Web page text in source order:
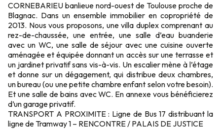
CORNEBARIEU banlieue nord-ouest de Toulouse proche de
Blagnac. Dans un ensemble immobilier en copropriété de
2013. Nous vous proposons, une villa duplex comprenant au
rez-de-chaussée, une entrée, une salle d’eau buanderie
avec un WC, une salle de séjour avec une cuisine ouverte
aménagée et équipée donnant un accès sur une terrasse et
un jardinet privatif sans vis-à-vis. Un escalier mène à l’étage
et donne sur un dégagement, qui distribue deux chambres,
un bureau (ou une petite chambre enfant selon votre besoin).
Et une salle de bains avec WC. En annexe vous bénéficierez
d’un garage privatif.
TRANSPORT A PROXIMITE : Ligne de Bus 17 distribuant la
ligne de Tramway 1 – RENCONTRE / PALAIS DE JUSTICE